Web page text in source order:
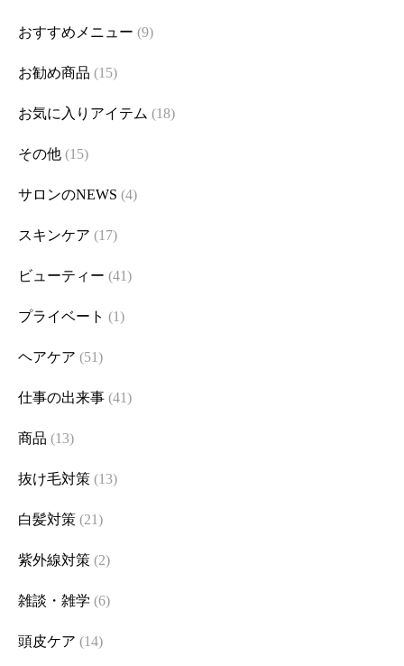
おすすめメニュー (9)
お勧め商品 (15)
お気に入りアイテム (18)
その他 (15)
サロンのNEWS (4)
スキンケア (17)
ビューティー (41)
プライベート (1)
ヘアケア (51)
仕事の出来事 (41)
商品 (13)
抜け毛対策 (13)
白髪対策 (21)
紫外線対策 (2)
雑談・雑学 (6)
頭皮ケア (14)